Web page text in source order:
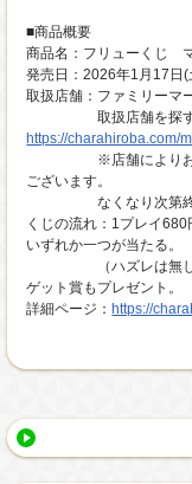
■商品概要
商品名：フリューくじ
発売日：2026年1月17日
取扱店舗：ファミリーマ
取扱店舗を探す
https://charahiroba.com/
※店舗によりお取り
ございます。
なくなり次第終了
くじの流れ：1プレイ
いずれか一つが当たる。
（ハズレは無し）最
ゲット賞もプレゼント。
詳細ページ：https://